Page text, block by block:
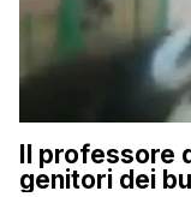
Il professore
genitori dei